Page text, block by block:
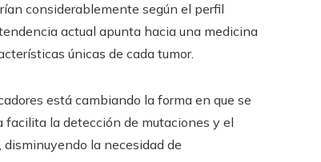
considerablemente según el perfil
actual apunta hacia una medicina
únicas de cada tumor.
está cambiando la forma en que se
facilita la detección de mutaciones y el
la necesidad de